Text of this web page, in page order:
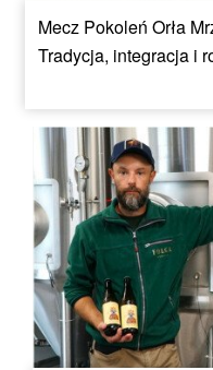
Mecz Pokoleń Orła
Tradycja, integracja i